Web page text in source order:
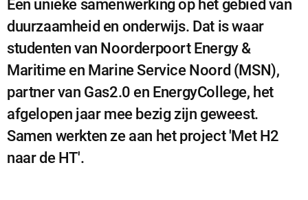
Noodzakelijke cookies
Een unieke samenwerking op het gebied van
duurzaamheid en onderwijs. Dat is waar
studenten van Noorderpoort Energy &
Maritime en Marine Service Noord (MSN),
partner van Gas2.0 en EnergyCollege, het
afgelopen jaar mee bezig zijn geweest.
Samen werkten ze aan het project 'Met H2
naar de HT'.